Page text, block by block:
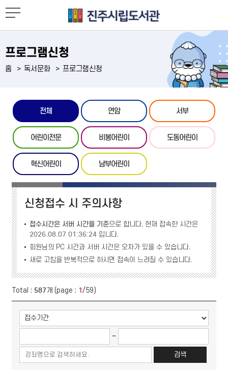
프로그램신청
홈 독서문화 프로그램신청
전체 연암 서부
어린이전문 비봉어린이 도동어린이
혁신어린이 남부어린이
신청접수 시 주의사항
접수시간은 서버 시간을 기준으로 합니다. 현재 접속한 시간은
2026.08.07 01:36:24 입니다.
회원님의 PC 시간과 서버 시간은 오차가 있을 수 있습니다.
새로 고침을 반복적으로 하시면 접속이 느려질 수 있습니다.
Total : 587개 (page : 1/59)
~
검색